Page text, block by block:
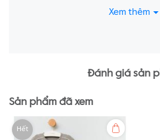
Xem thêm
Đánh giá sản
Sản phẩm đã xem
Hết